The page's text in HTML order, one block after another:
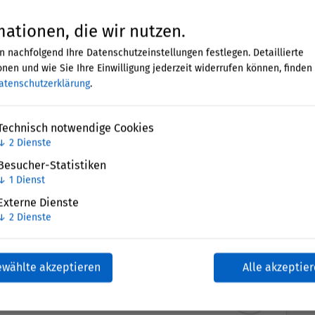
die wir nutzen.
nachfolgend Ihre Datenschutzeinstellungen festlegen. Detaillierte
und wie Sie Ihre Einwilligung jederzeit widerrufen können, finden
.
notwendige Cookies
2 Dienste
Statistiken
1 Dienst
Dienste
2 Dienste
akzeptieren Alle
an alle weiter, von deren Aktivitäten das
und Bildung . Bürgerschaftliches
wird vom
(WZB)durchgeführt.
vom Bundesministerium für Bildung und